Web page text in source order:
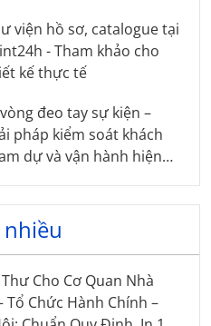
viện hồ sơ, catalogue tại
- Tham khảo cho
kế thực tế
đeo tay sự kiện –
pháp kiểm soát khách
dự và vận hành hiện
nhiều
Cho Cơ Quan Nhà
Tổ Chức Hành Chính –